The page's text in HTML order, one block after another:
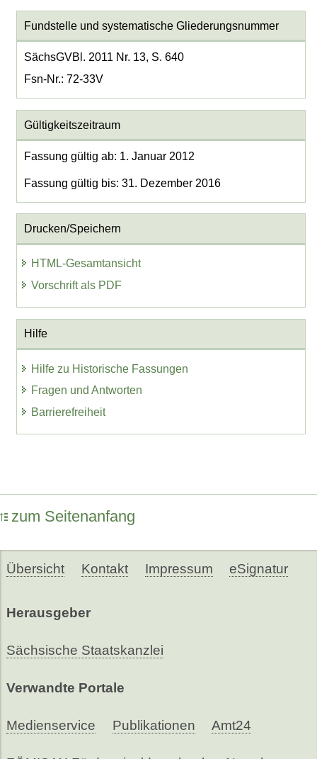
Fundstelle und systematische Gliederungsnummer
SächsGVBl. 2011 Nr. 13, S. 640
Fsn-Nr.: 72-33V
Gültigkeitszeitraum
Fassung gültig ab: 1. Januar 2012
Fassung gültig bis: 31. Dezember 2016
Drucken/Speichern
HTML-Gesamtansicht
Vorschrift als PDF
Hilfe
Hilfe zu Historische Fassungen
Fragen und Antworten
Barrierefreiheit
zum Seitenanfang
Übersicht Kontakt Impressum eSignatur
Herausgeber
Sächsische Staatskanzlei
Verwandte Portale
Medienservice Publikationen Amt24